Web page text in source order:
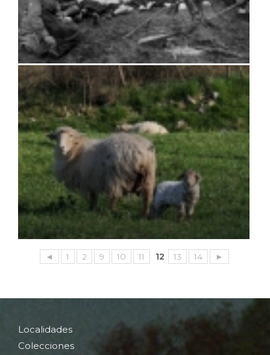
◄ 1 2 9 10 11 12 13 14 ►
Localidades
Colecciones